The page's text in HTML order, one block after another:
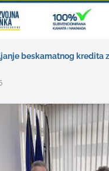
beskamatnog kredita